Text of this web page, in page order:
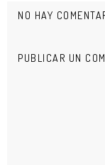
NO HAY
PUBLICAR UN